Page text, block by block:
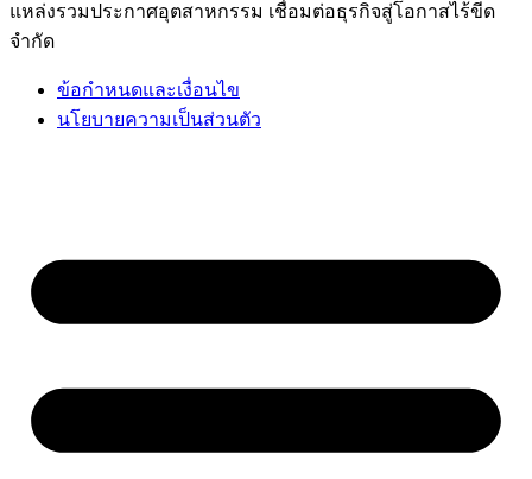
แหล่งรวมประกาศอุตสาหกรรม เชื่อมต่อธุรกิจสู่โอกาสไร้ขีด
จำกัด
ข้อกำหนดและเงื่อนไข
นโยบายความเป็นส่วนตัว